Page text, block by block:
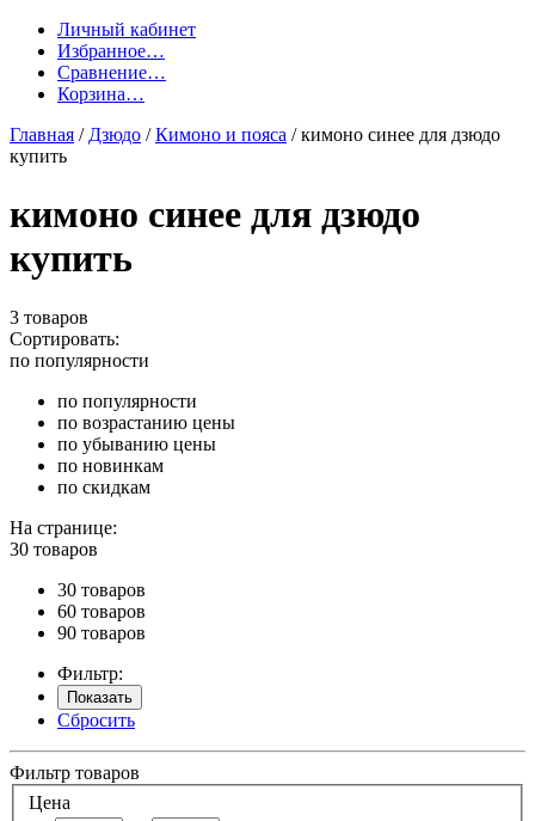
Личный кабинет
Избранное…
Сравнение…
Корзина…
Главная / Дзюдо /Кимоно и пояса /кимоно синее для дзюдо
купить
кимоно синее для дзюдо
купить
3 товаров
Сортировать:
по популярности
по популярности
по возрастанию цены
по убыванию цены
по новинкам
по скидкам
На странице:
30 товаров
30 товаров
60 товаров
90 товаров
Фильтр:
Показать
Сбросить
Фильтр товаров
Цена